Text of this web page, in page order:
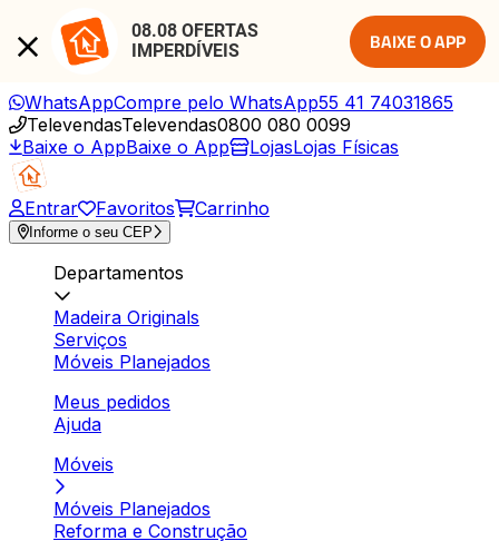
08.08 OFERTAS
IMPERDÍVEIS
BAIXE O APP
WhatsAppCompre pelo WhatsApp55 41 74031865
TelevendasTelevendas0800 080 0099
Baixe o AppBaixe o App LojasLojas Físicas
Entrar Favoritos Carrinho
Informe o seu CEP
Departamentos
Madeira Originals
Serviços
Móveis Planejados
Meus pedidos
Ajuda
Móveis
Móveis Planejados
Reforma e Construção